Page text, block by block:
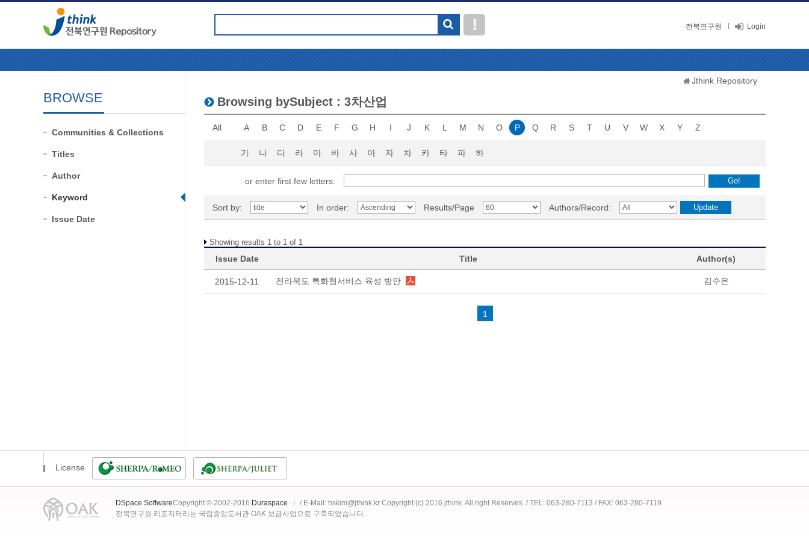
전북연구원 Login
BROWSE
Communities & Collections
Titles
Author
Keyword
Issue Date
Jthink Repository
Browsing bySubject : 3차산업
All A B C D E F G H I J K L M N O P Q R S T U V W X Y Z
가 나 다 라 마 바 사 아 자 차 카 타 파 하
or enter first few letters:
Sort by: In order: Results/Page Authors/Record:
Showing results 1 to 1 of 1
Issue Date Title Author(s)
2015-12-11 전라북도 특화형서비스 육성 방안 김수은
1
License
DSpace SoftwareCopyright © 2002-2016 Duraspace
/ E-Mail: hskim@jthink.kr Copyright (c) 2016 jthink. All right Reserves. / TEL: 063-280-7113 / FAX: 063-280-7119
전북연구원 리포지터리는 국립중앙도서관 OAK 보급사업으로 구축되었습니다.